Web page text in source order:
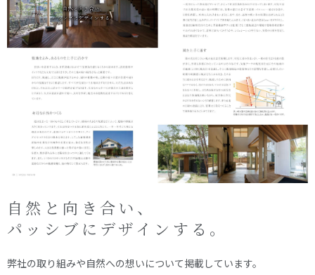
自然と向き合い、
パッシブにデザインする。
弊社の取り組みや自然への想いについて掲載しています。